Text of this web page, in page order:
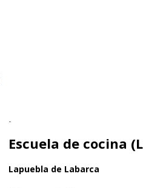
Escuela de cocina
-
Lapuebla de Labarca